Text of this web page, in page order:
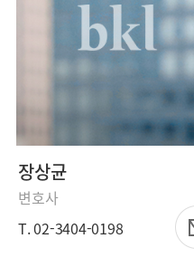
장상균
변호사
T. 02-3404-0198